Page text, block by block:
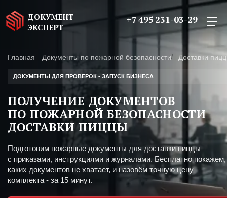
ДОКУМЕНТ
ЭКСПЕРТ
+7 495 231-03-29
Главная Документы по пожарной безопасности Доставки
ДОКУМЕНТЫ ДЛЯ ПРОВЕРОК • ЗАПУСК БИЗНЕСА
ПОЛУЧЕНИЕ ДОКУМЕНТОВ
ПО ПОЖАРНОЙ БЕЗОПАСНОСТИ
ДОСТАВКИ ПИЦЦЫ
Подготовим пожарные документы для доставки пиццы
с приказами, инструкциями и журналами. Бесплатно покажем,
каких документов не хватает, и назовём точную цену
комплекта - за 15 минут.